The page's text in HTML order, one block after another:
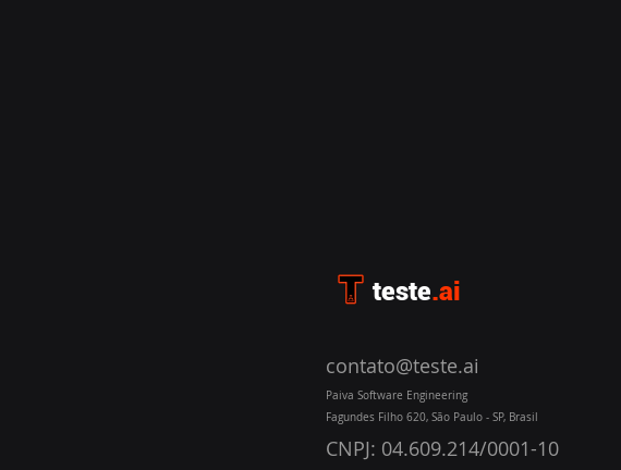
teste.ai
contato@teste.ai
Paiva Software Engineering
Fagundes Filho 620, São Paulo - SP, Brasil
CNPJ: 04.609.214/0001-10